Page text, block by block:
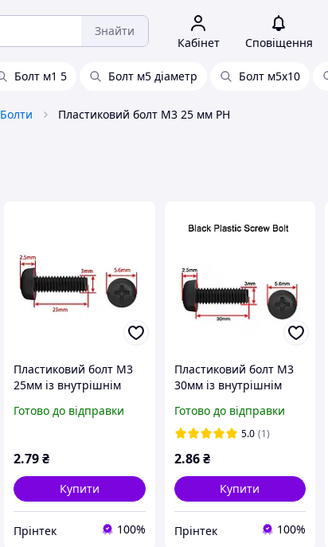
Знайти
Кабінет Сповіщення
Болт м1 5 Болт м5 діаметр Болт м5х10
Болти Пластиковий болт M3 25 мм PH
Пластиковий болт М3
25мм із внутрішнім
нейлоновий болт
Готово до відправки
2.79₴
Купити
Прінтек 100%
Пластиковий болт М3
30мм із внутрішнім
нейлоновий болт
M3*30 Nylon
Готово до відправки
5.0 (1)
2.86 ₴
Купити
Прінтек 100%